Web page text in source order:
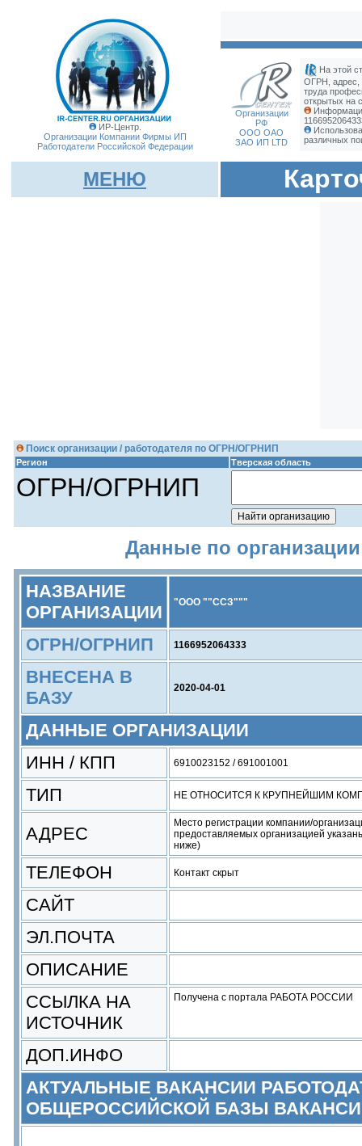
ИР-Центр.
Организации Компании Фирмы ИП
Работодатели Российской Федерации
Организации
РФ
ООО ОАО
ЗАО ИП LTD
На этой
ОГРН, адрес,
труда
открытых на
различных
МЕНЮ
Поиск организации / работодателя по ОГРН/ОГРНИП
Регион Тверская область
ОГРН/ОГРНИП
Данные по
НАЗВАНИЕ
ОРГАНИЗАЦИИ
"ООО ""ССЗ"""
ОГРН/ОГРНИП 1166952064333
ВНЕСЕНА В
БАЗУ
2020-04-01
ДАННЫЕ ОРГАНИЗАЦИИ
ИНН / КПП
6910023152 / 691001001
ТИП НЕ ОТНОСИТСЯ К КРУПНЕЙШИМ
АДРЕС
Место регистрации компании/
предоставляемых организацией
ниже)
ТЕЛЕФОН Контакт скрыт
САЙТ
ЭЛ.ПОЧТА
ОПИСАНИЕ
ССЫЛКА НА
ИСТОЧНИК
Получена с портала РАБОТА РОССИИ
ДОП.ИНФО
АКТУАЛЬНЫЕ ВАКАНСИИ
ОБЩЕРОССИЙСКОЙ БАЗЫ